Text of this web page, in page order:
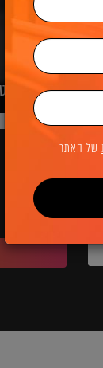
של שיווק דיגיטלי
של האתר